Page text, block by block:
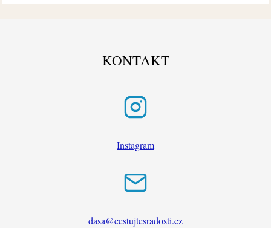
KONTAKT
Instagram
dasa@cestujtesradosti.cz